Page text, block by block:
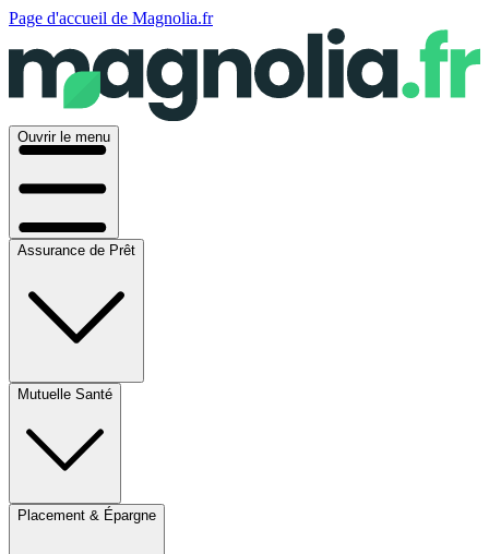
Page d'accueil de Magnolia.fr
Ouvrir le menu
Assurance de Prêt
Mutuelle Santé
Placement & Épargne